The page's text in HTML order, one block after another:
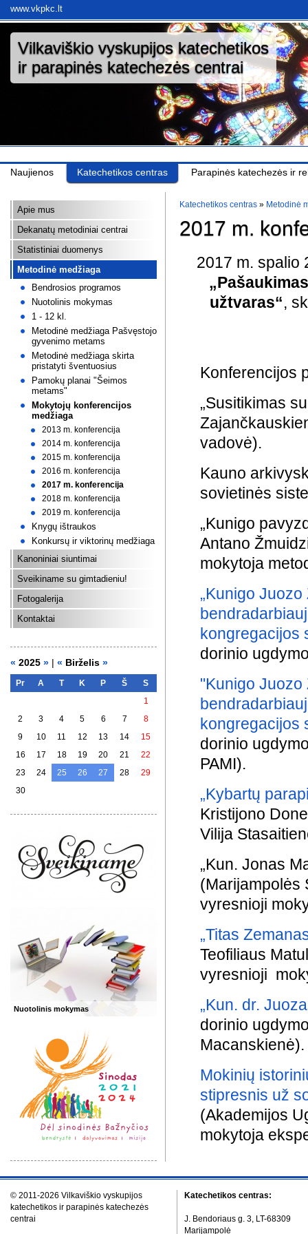
www.vkpkc.lt
Vilkaviškio vyskupijos katechetikos
ir parapinės katechezės centrai
Naujienos Katechetikos centras Parapinės katechezės ir
Apie mus
Dekanatų metodiniai centrai
Statistiniai duomenys
Metodinė medžiaga
Bendrosios programos
Nuotolinis mokymas
1 - 12 kl.
Metodinė medžiaga Pašvęstojo
gyvenimo metams
Metodinė medžiaga skirta
pristatyti šventuosius
Pamokų planai "Šeimos
metams"
Mokytojų konferencijos
medžiaga
2013 m. konferencija
2014 m. konferencija
2015 m. konferencija
2016 m. konferencija
2017 m. konferencija
2018 m. konferencija
2019 m. konferencija
Knygų ištraukos
Konkursų ir viktorinų medžiaga
Kanoniniai siuntimai
Sveikiname su gimtadieniu!
Fotogalerija
Kontaktai
« 2025 » | « Birželis »
Pr A T K P Š
S
1
2
3 4 5 6 7
8
9
10 11 12 13 14
15
16
17 18 19 20 21
22
23
24 25 26 27 28
29
30
Nuotolinis mokymas
Katechetikos centras » Metodinė
2017 m.
2017 m. spalio
užtvaras“,
Konferencijos
„Susitikimas
vadovė).
Kauno
sovietinės
„Kunigo
Antano
mokytoja
„Kunigo
kongregacijos
dorinio
"Kunigo
kongregacijos
dorinio
PAMI).
„Kybartų
Kristijono
Vilija
„Kun. Jonas
(Marijampolės
vyresnioji
„Titas
Teofiliaus
vyresnioji
„Kun. dr.
dorinio
Macanskienė).
Mokinių
stipresnis už
(Akademijos
mokytoja
© 2011-2026 Vilkaviškio vyskupijos
katechetikos ir parapinės katechezės
centrai
Katechetikos centras:
J. Bendoriaus g. 3, LT-68309
Marijampolė